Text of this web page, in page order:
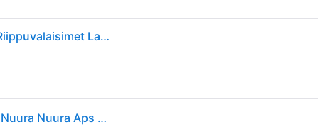
Nuura Miira 1 Riippuvalaisin 140 Mm / Opal - Riippuvalaisimet Lasi Messinki - 2033004
Miira 1 Riippuvalaisin Rock Grey/Opal White - Nuura Nuura Aps - Olohuone - Design - Lasi - Pallo